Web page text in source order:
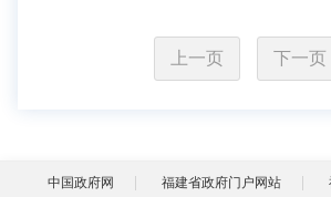
上一页 下一页
中国政府网 福建省政府门户网站